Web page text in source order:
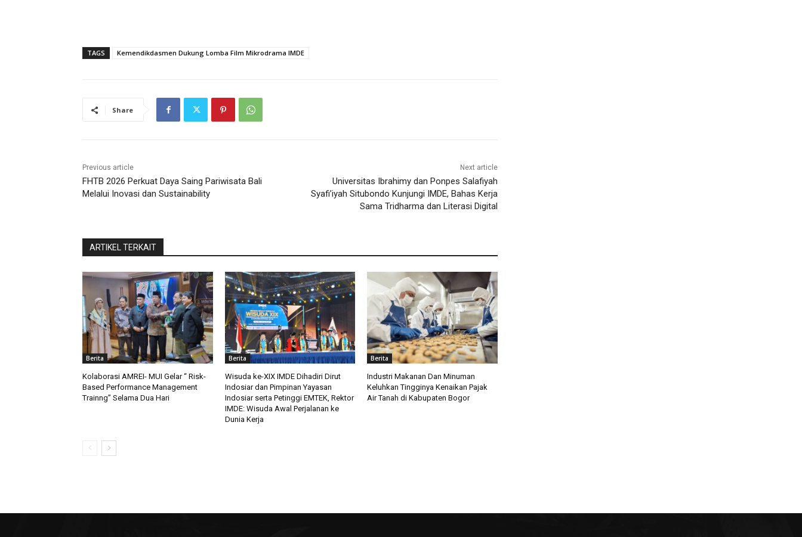
TAGS Kemendikdasmen Dukung Lomba Film Mikrodrama IMDE
Share
Previous article
FHTB 2026 Perkuat Daya Saing Pariwisata Bali
Melalui Inovasi dan Sustainability
Next article
Universitas Ibrahimy dan Ponpes Salafiyah
Syafi’iyah Situbondo Kunjungi IMDE, Bahas Kerja
Sama Tridharma dan Literasi Digital
ARTIKEL TERKAIT
Berita
Kolaborasi AMREI- MUI Gelar “ Risk-
Based Performance Management
Trainng” Selama Dua Hari
Berita
Wisuda ke-XIX IMDE Dihadiri Dirut
Indosiar dan Pimpinan Yayasan
Indosiar serta Petinggi EMTEK, Rektor
IMDE: Wisuda Awal Perjalanan ke
Dunia Kerja
Berita
Industri Makanan Dan Minuman
Keluhkan Tingginya Kenaikan Pajak
Air Tanah di Kabupaten Bogor